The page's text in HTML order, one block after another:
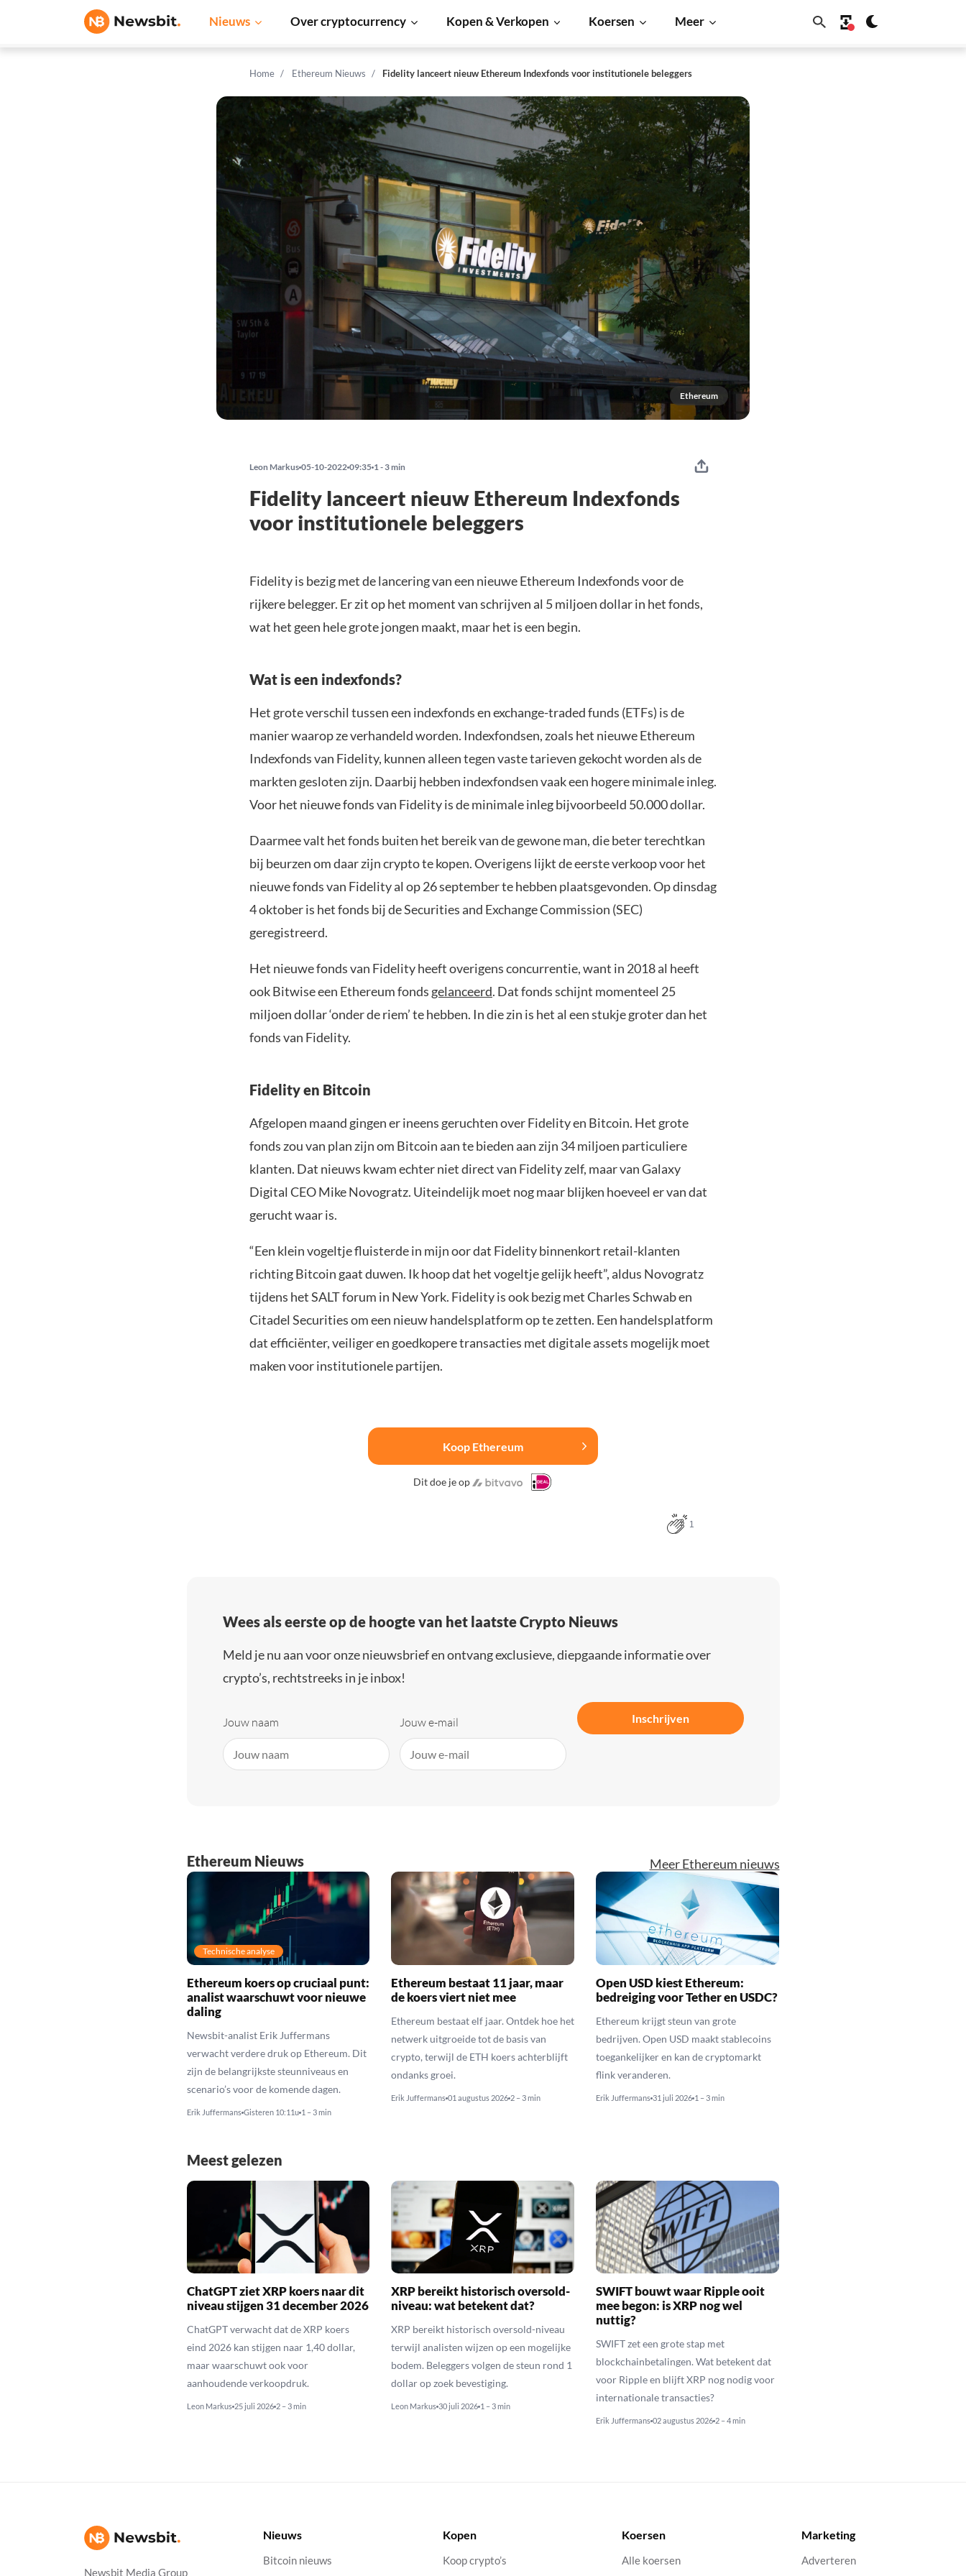
Nieuws Over cryptocurrency Kopen & Verkopen Koersen Meer
Home Ethereum Nieuws Fidelity lanceert nieuw Ethereum Indexfonds voor institutionele beleggers
Ethereum
Leon Markus 05-10-2022 09:35 1 - 3 min
Fidelity lanceert nieuw Ethereum Indexfonds
voor institutionele beleggers
Fidelity is bezig met de lancering van een nieuwe Ethereum Indexfonds voor de
rijkere belegger. Er zit op het moment van schrijven al 5 miljoen dollar in het fonds,
wat het geen hele grote jongen maakt, maar het is een begin.
Wat is een indexfonds?
Het grote verschil tussen een indexfonds en exchange-traded funds (ETFs) is de
manier waarop ze verhandeld worden. Indexfondsen, zoals het nieuwe Ethereum
Indexfonds van Fidelity, kunnen alleen tegen vaste tarieven gekocht worden als de
markten gesloten zijn. Daarbij hebben indexfondsen vaak een hogere minimale inleg.
Voor het nieuwe fonds van Fidelity is de minimale inleg bijvoorbeeld 50.000 dollar.
Daarmee valt het fonds buiten het bereik van de gewone man, die beter terechtkan
bij beurzen om daar zijn crypto te kopen. Overigens lijkt de eerste verkoop voor het
nieuwe fonds van Fidelity al op 26 september te hebben plaatsgevonden. Op dinsdag
4 oktober is het fonds bij de Securities and Exchange Commission (SEC)
geregistreerd.
Het nieuwe fonds van Fidelity heeft overigens concurrentie, want in 2018 al heeft
ook Bitwise een Ethereum fonds gelanceerd. Dat fonds schijnt momenteel 25
miljoen dollar ‘onder de riem’ te hebben. In die zin is het al een stukje groter dan het
fonds van Fidelity.
Fidelity en Bitcoin
Afgelopen maand gingen er ineens geruchten over Fidelity en Bitcoin. Het grote
fonds zou van plan zijn om Bitcoin aan te bieden aan zijn 34 miljoen particuliere
klanten. Dat nieuws kwam echter niet direct van Fidelity zelf, maar van Galaxy
Digital CEO Mike Novogratz. Uiteindelijk moet nog maar blijken hoeveel er van dat
gerucht waar is.
“Een klein vogeltje fluisterde in mijn oor dat Fidelity binnenkort retail-klanten
richting Bitcoin gaat duwen. Ik hoop dat het vogeltje gelijk heeft”, aldus Novogratz
tijdens het SALT forum in New York. Fidelity is ook bezig met Charles Schwab en
Citadel Securities om een nieuw handelsplatform op te zetten. Een handelsplatform
dat efficiënter, veiliger en goedkopere transacties met digitale assets mogelijk moet
maken voor institutionele partijen.
Koop Ethereum
Dit doe je op
1
Wees als eerste op de hoogte van het laatste Crypto Nieuws
Meld je nu aan voor onze nieuwsbrief en ontvang exclusieve, diepgaande informatie over
crypto’s, rechtstreeks in je inbox!
Jouw naam Jouw e-mail Inschrijven
Ethereum Nieuws Meer Ethereum nieuws
Technische analyse
Ethereum koers op cruciaal punt:
analist waarschuwt voor nieuwe
daling
Newsbit-analist Erik Juffermans
verwacht verdere druk op Ethereum. Dit
zijn de belangrijkste steunniveaus en
scenario’s voor de komende dagen.
Erik Juffermans Gisteren 10:11u 1 – 3 min
Ethereum bestaat 11 jaar, maar
de koers viert niet mee
Ethereum bestaat elf jaar. Ontdek hoe het
netwerk uitgroeide tot de basis van
crypto, terwijl de ETH koers achterblijft
ondanks groei.
Erik Juffermans 01 augustus 2026 2 – 3 min
Open USD kiest Ethereum:
bedreiging voor Tether en USDC?
Ethereum krijgt steun van grote
bedrijven. Open USD maakt stablecoins
toegankelijker en kan de cryptomarkt
flink veranderen.
Erik Juffermans 31 juli 2026 1 – 3 min
Meest gelezen
ChatGPT ziet XRP koers naar dit
niveau stijgen 31 december 2026
ChatGPT verwacht dat de XRP koers
eind 2026 kan stijgen naar 1,40 dollar,
maar waarschuwt ook voor
aanhoudende verkoopdruk.
Leon Markus 25 juli 2026 2 – 3 min
XRP bereikt historisch oversold-
niveau: wat betekent dat?
XRP bereikt historisch oversold-niveau
terwijl analisten wijzen op een mogelijke
bodem. Beleggers volgen de steun rond 1
dollar op zoek bevestiging.
Leon Markus 30 juli 2026 1 – 3 min
SWIFT bouwt waar Ripple ooit
mee begon: is XRP nog wel
nuttig?
SWIFT zet een grote stap met
blockchainbetalingen. Wat betekent dat
voor Ripple en blijft XRP nog nodig voor
internationale transacties?
Erik Juffermans 02 augustus 2026 2 – 4 min
Newsbit Media Group
Nieuws
Bitcoin nieuws
Kopen
Koop crypto’s
Koersen
Alle koersen
Marketing
Adverteren